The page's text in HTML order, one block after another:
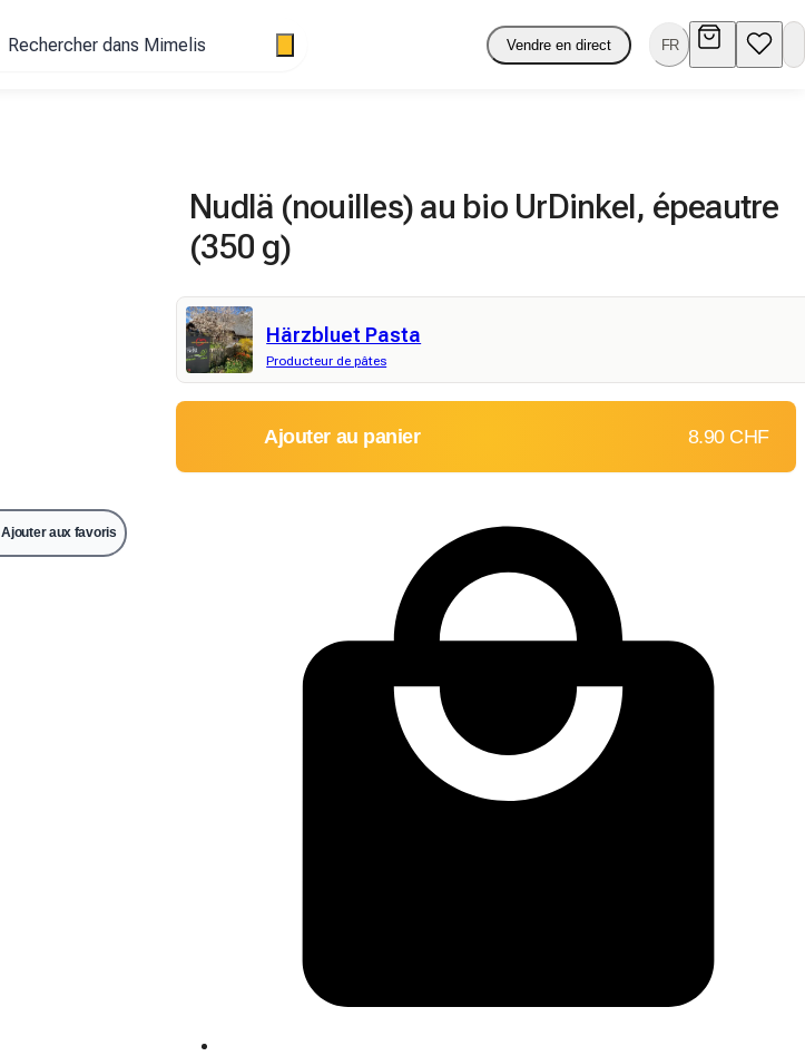
Rechercher dans Mimelis Vendre en direct FR
Ajouter aux favoris
Nudlä (nouilles) au bio UrDinkel, épeautre
(350 g)
Härzbluet Pasta
Producteur de pâtes
Ajouter au panier 8.90 CHF